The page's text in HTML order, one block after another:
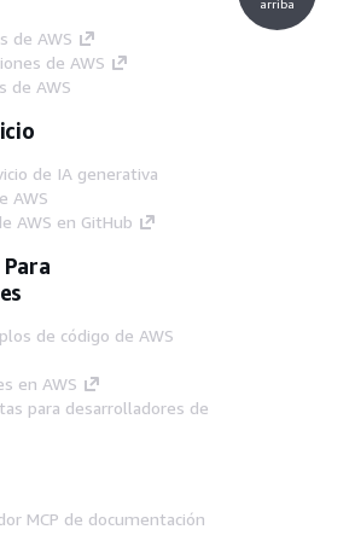
de AWS
de AWS
de AWS
de IA generativa
AWS
AWS en GitHub
de código de AWS
en AWS
para desarrolladores de
MCP de documentación
arriba